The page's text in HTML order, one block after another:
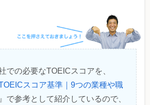
での必要なTOEICスコアを、
スコア基準｜9つの業種や職
』で参考として紹介しているので、